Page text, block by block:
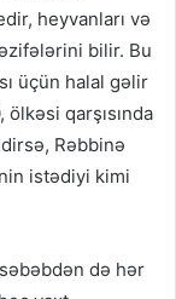
heyvanları və
bilir. Bu
üçün halal gəlir
qarşısında
Rəbbinə
istədiyi kimi
də hər